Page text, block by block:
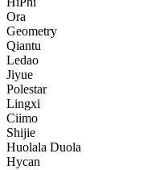
Ora
Geometry
Qiantu
Ledao
Jiyue
Polestar
Lingxi
Ciimo
Shijie
Huolala Duola
Hycan